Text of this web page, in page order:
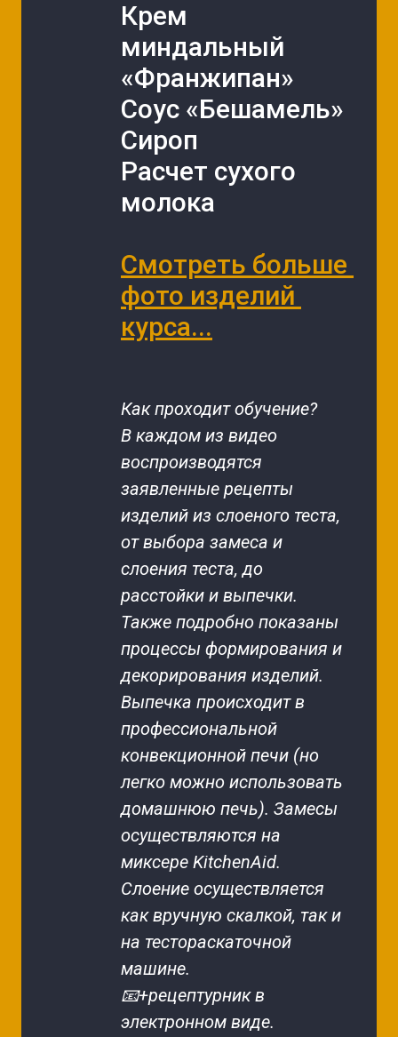
Крем
миндальный
«Франжипан»
Соус «Бешамель»
Сироп
Расчет сухого
молока
Смотреть больше
фото изделий
курса...
Как проходит обучение?
В каждом из видео
воспроизводятся
заявленные рецепты
изделий из слоеного теста,
от выбора замеса и
слоения теста, до
расстойки и выпечки.
Также подробно показаны
процессы формирования и
декорирования изделий.
Выпечка происходит в
профессиональной
конвекционной печи (но
легко можно использовать
домашнюю печь). Замесы
осуществляются на
миксере KitchenAid.
Слоение осуществляется
как вручную скалкой, так и
на тестораскаточной
машине.
📧+рецептурник в
электронном виде.